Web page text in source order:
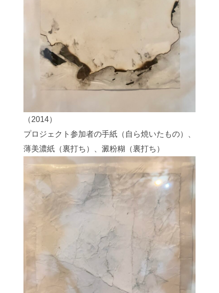
（2014）
プロジェクト参加者の手紙（自ら焼いたもの）、
薄美濃紙（裏打ち）、澱粉糊（裏打ち）